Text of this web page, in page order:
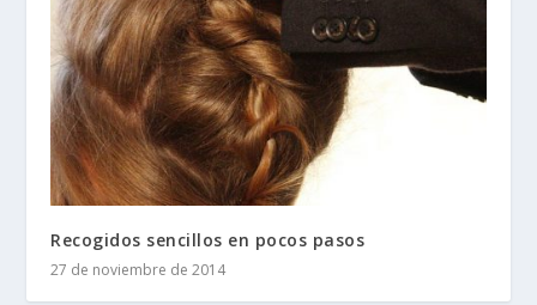
Recogidos sencillos en pocos pasos
27 de noviembre de 2014